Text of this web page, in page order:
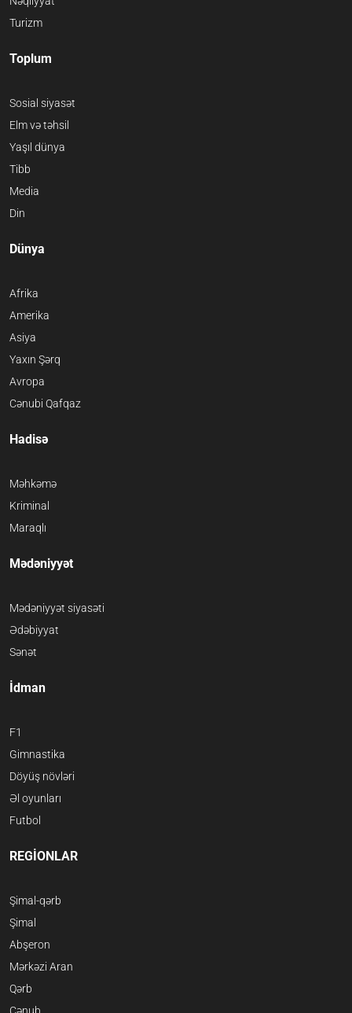
Turizm
Toplum
Sosial siyasət
Elm və təhsil
Yaşıl dünya
Tibb
Media
Din
Dünya
Afrika
Amerika
Asiya
Yaxın Şərq
Avropa
Cənubi Qafqaz
Hadisə
Məhkəmə
Kriminal
Maraqlı
Mədəniyyət
Mədəniyyət siyasəti
Ədəbiyyat
Sənət
İdman
F1
Gimnastika
Döyüş növləri
Əl oyunları
Futbol
REGİONLAR
Şimal-qərb
Şimal
Abşeron
Mərkəzi Aran
Qərb